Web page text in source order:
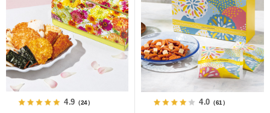
4.9（24） 4.0 （61）